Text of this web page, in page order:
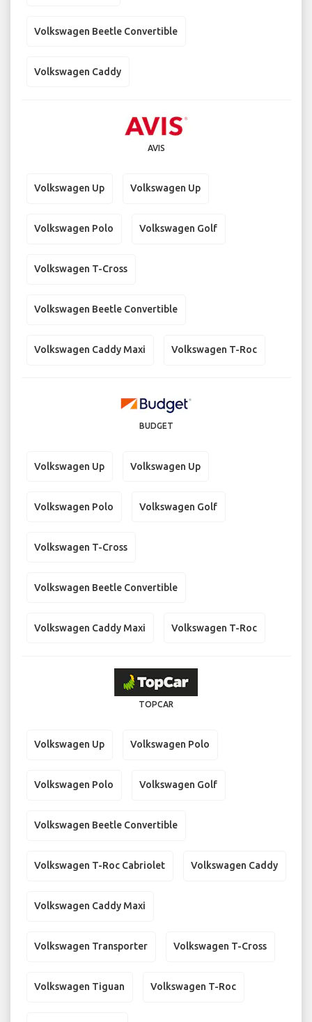
Volkswagen Beetle Convertible
Volkswagen Caddy
AVIS
Volkswagen Up Volkswagen Up
Volkswagen Polo Volkswagen Golf
Volkswagen T-Cross
Volkswagen Beetle Convertible
Volkswagen Caddy Maxi Volkswagen T-Roc
BUDGET
Volkswagen Up Volkswagen Up
Volkswagen Polo Volkswagen Golf
Volkswagen T-Cross
Volkswagen Beetle Convertible
Volkswagen Caddy Maxi Volkswagen T-Roc
TOPCAR
Volkswagen Up Volkswagen Polo
Volkswagen Polo Volkswagen Golf
Volkswagen Beetle Convertible
Volkswagen T-Roc Cabriolet Volkswagen Caddy
Volkswagen Caddy Maxi
Volkswagen Transporter Volkswagen T-Cross
Volkswagen Tiguan Volkswagen T-Roc